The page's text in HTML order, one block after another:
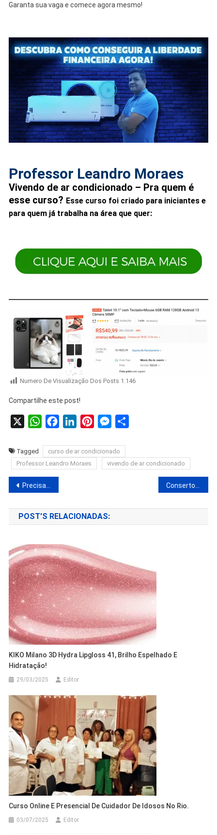
Garanta sua vaga e comece agora mesmo!
Professor Leandro Moraes
Vivendo de ar condicionado – Pra quem é
esse curso? Esse curso foi criado para iniciantes e
para quem já trabalha na área que quer:
Numero De Visualização Dos Posts 1.146
Compartilhe este post!
WhatsAppFacebookLinkedInPinterestMessenger
Tagged
curso de ar condicionado
Professor Leandro Moraes
vivendo de ar condicionado
Precisa-se de costureira externa – Urgente! Conserto de Notebook na Região Oceânica – Master Informatica.
POST'S RELACIONADAS:
KIKO Milano 3D Hydra Lipgloss 41, Brilho Espelhado E
Hidratação!
29/03/2025 Editor
Curso Online E Presencial De Cuidador De Idosos No Rio.
03/07/2025 Editor